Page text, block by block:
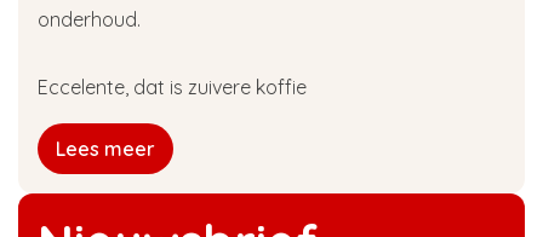
onderhoud.
Eccelente, dat is zuivere koffie
Lees meer